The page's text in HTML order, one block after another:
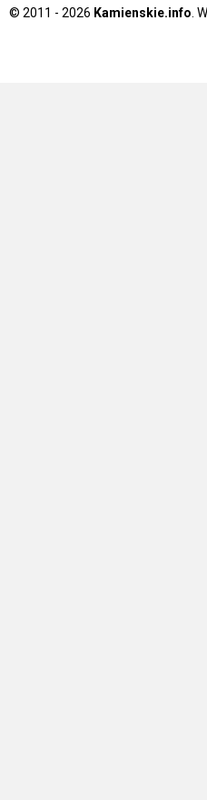
© 2011 - 2026 Kamienskie.info .